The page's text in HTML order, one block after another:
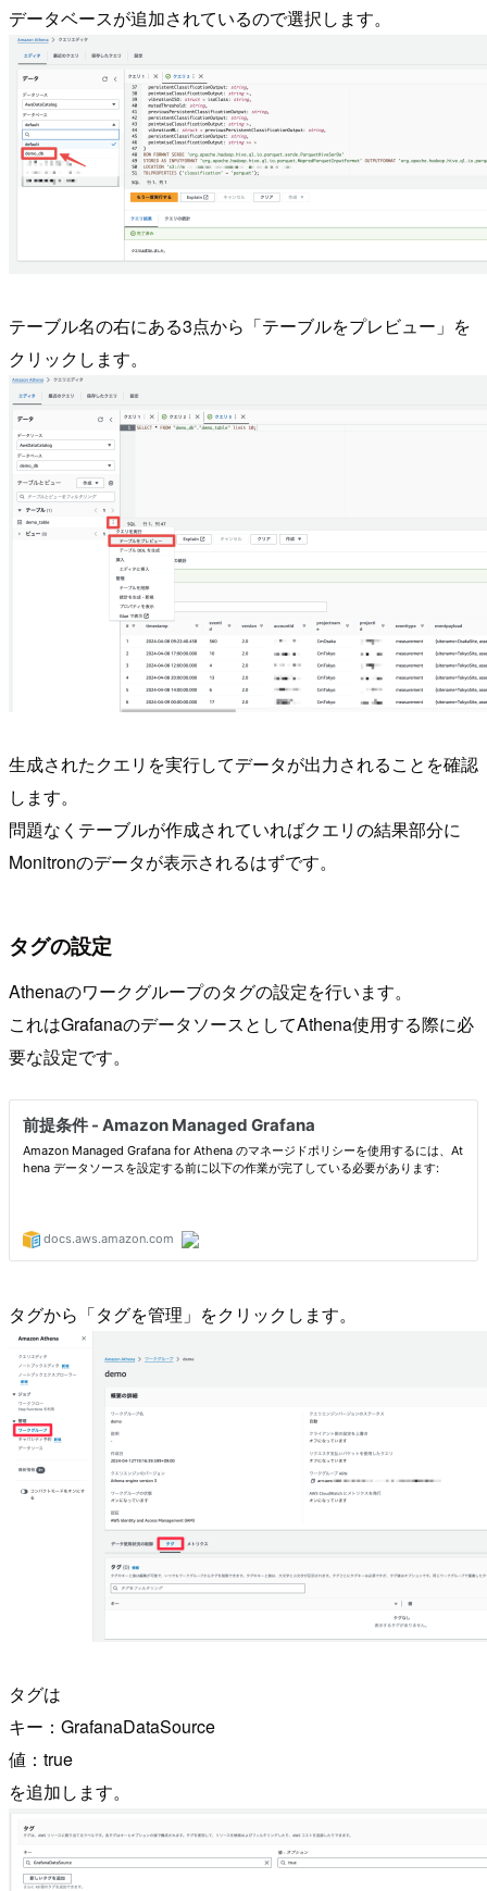
データベースが追加されているので選択します。
テーブル名の右にある3点から「テーブルをプレビュー」を
クリックします。
生成されたクエリを実行してデータが出力されることを確認
します。
問題なくテーブルが作成されていればクエリの結果部分に
Monitronのデータが表示されるはずです。
タグの設定
Athenaのワークグループのタグの設定を行います。
これはGrafanaのデータソースとしてAthena使用する際に必
要な設定です。
タグから「タグを管理」をクリックします。
タグは
キー：GrafanaDataSource
値：true
を追加します。